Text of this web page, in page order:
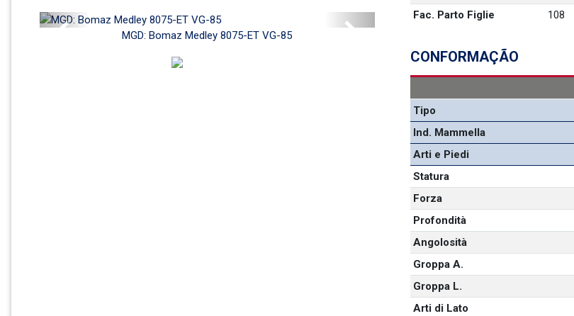
MGD: Bomaz Medley 8075-ET VG-85
Fac. Parto Figlie
108
CONFORMAÇÃO
Tipo
Ind. Mammella
Arti e Piedi
Statura
Forza
Profondità
Angolosità
Groppa A.
Groppa L.
Arti di Lato